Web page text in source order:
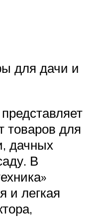
для дачи и
товаров для
дачных
В
и легкая